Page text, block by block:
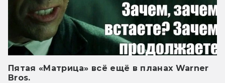
Пятая «Матрица» всё ещё в планах Warner
Bros.